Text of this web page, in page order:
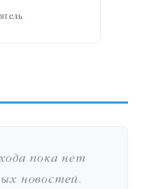
пока нет
новостей.